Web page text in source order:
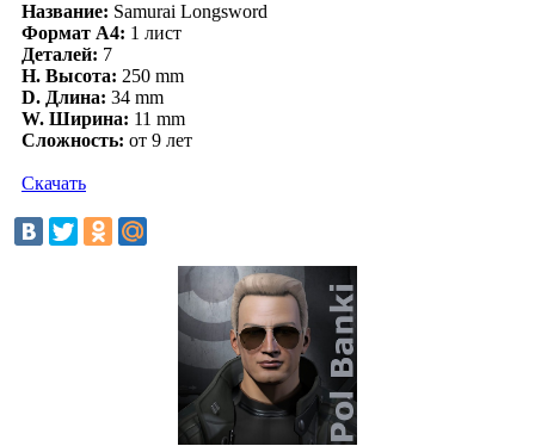
Название: Samurai Longsword
Формат А4: 1 лист
Деталей: 7
H. Высота: 250 mm
D. Длина: 34 mm
W. Ширина: 11 mm
Сложность: от 9 лет
Cкачать